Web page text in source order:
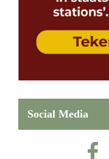
Social Media